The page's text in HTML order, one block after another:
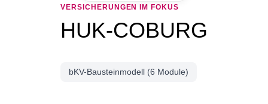
VERSICHERUNGEN IM FOKUS
HUK-COBURG
bKV-Bausteinmodell (6 Module)